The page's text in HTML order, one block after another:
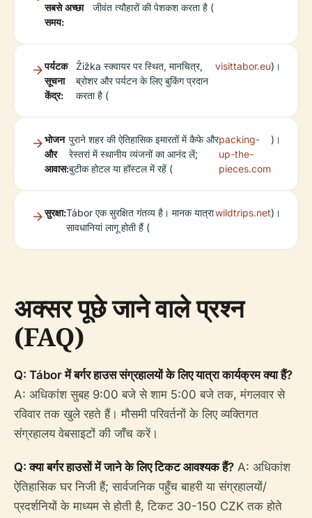
सबसे अच्छा
समय:
जीवंत त्यौहारों की पेशकश करता है (
पर्यटक
सूचना
केंद्र:
Žižka स्क्वायर पर स्थित, मानचित्र,
ब्रोशर और पर्यटन के लिए बुकिंग प्रदान
करता है (
visittabor.eu)।
भोजन
और
आवास:
पुराने शहर की ऐतिहासिक इमारतों में कैफे और
रेस्तरां में स्थानीय व्यंजनों का आनंद लें;
बुटीक होटल या हॉस्टल में रहें (
packing-
up-the-
pieces.com
)।
सुरक्षा:Tábor एक सुरक्षित गंतव्य है। मानक यात्रा
सावधानियां लागू होती हैं (
wildtrips.net)।
अक्सर पूछे जाने वाले प्रश्न
(FAQ)
Q: Tábor में बर्गर हाउस संग्रहालयों के लिए यात्रा कार्यक्रम क्या हैं?
A: अधिकांश सुबह 9:00 बजे से शाम 5:00 बजे तक, मंगलवार से
रविवार तक खुले रहते हैं। मौसमी परिवर्तनों के लिए व्यक्तिगत
संग्रहालय वेबसाइटों की जाँच करें।
Q: क्या बर्गर हाउसों में जाने के लिए टिकट आवश्यक हैं? A: अधिकांश
ऐतिहासिक घर निजी हैं; सार्वजनिक पहुँच बाहरी या संग्रहालयों/
प्रदर्शनियों के माध्यम से होती है, टिकट 30-150 CZK तक होते